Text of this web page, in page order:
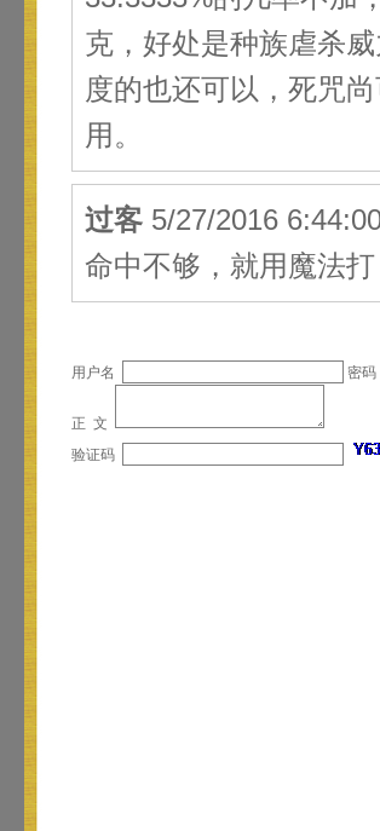
克，好处是种族虐杀
度的也还可以，死咒
用。
过客 5/27/2016
命中不够，就用魔法
用户名 密码
正 文
验证码